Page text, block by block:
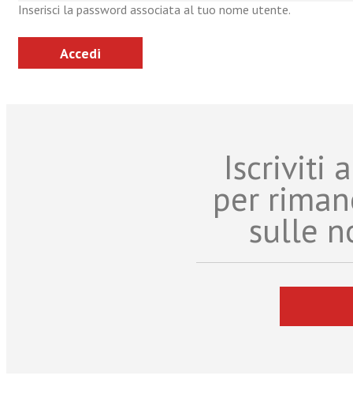
Inserisci la password associata al tuo nome utente.
Iscriviti
per
sulle